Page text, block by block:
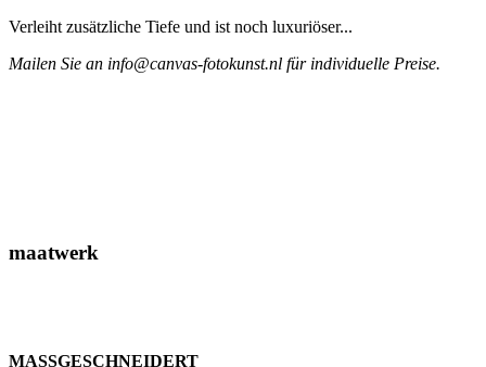
Verleiht zusätzliche Tiefe und ist noch luxuriöser...
Mailen Sie an info@canvas-fotokunst.nl für individuelle Preise.
maatwerk
MASSGESCHNEIDERT